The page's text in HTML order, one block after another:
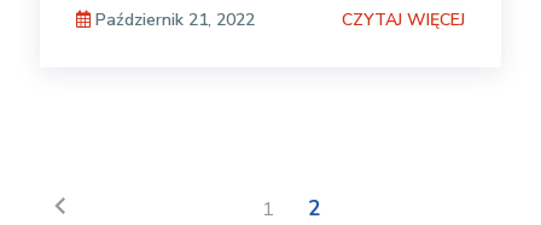
Październik 21, 2022 CZYTAJ WIĘCEJ
chevron_left 1 2